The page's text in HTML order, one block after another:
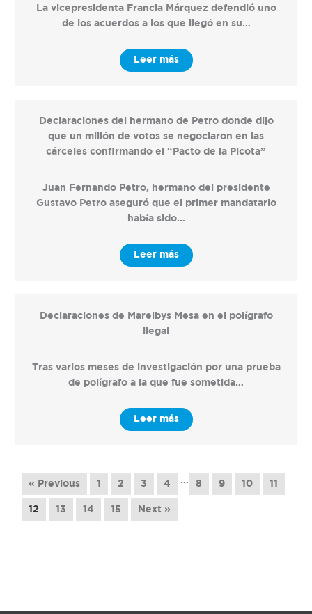
La vicepresidenta Francia Márquez defendió uno
de los acuerdos a los que llegó en su…
Leer más
Declaraciones del hermano de Petro donde dijo
que un millón de votos se negociaron en las
cárceles confirmando el “Pacto de la Picota”
Juan Fernando Petro, hermano del presidente
Gustavo Petro aseguró que el primer mandatario
había sido…
Leer más
Declaraciones de Marelbys Mesa en el polígrafo
ilegal
Tras varios meses de investigación por una prueba
de polígrafo a la que fue sometida…
Leer más
« Previous 1 2 3 4 … 8 9 10 11
12 13 14 15 Next »